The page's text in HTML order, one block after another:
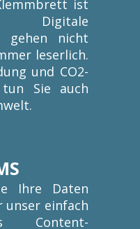
ist
Digitale
gehen nicht
leserlich.
und CO2-
Sie auch
Ihre Daten
unser einfach
Content-